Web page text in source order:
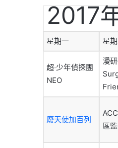
2017
星期一 星
超‧少年偵探團
NEO
漫
廢天使加百列
區